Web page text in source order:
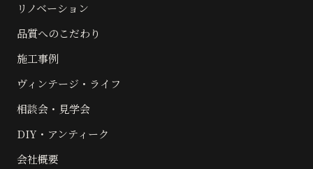
リノベーション
品質へのこだわり
施工事例
ヴィンテージ・ライフ
相談会・見学会
DIY・アンティーク
会社概要